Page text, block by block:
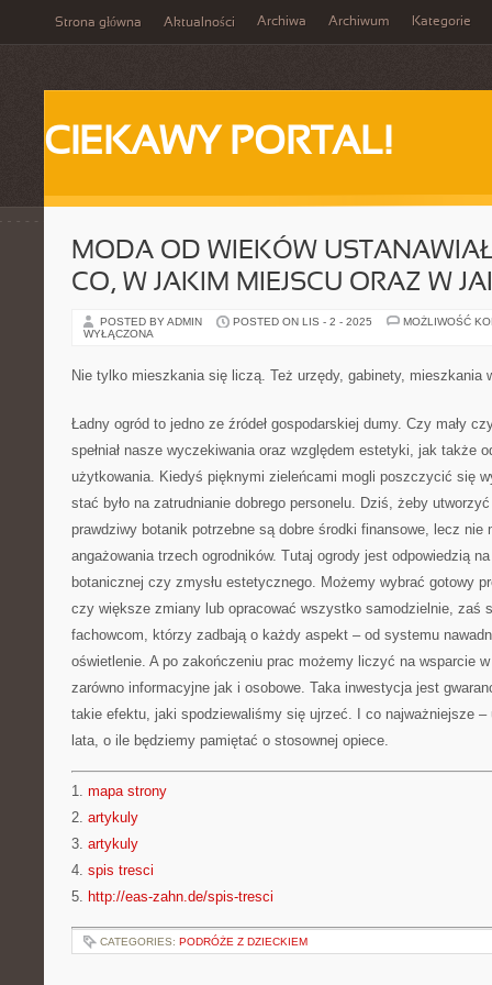
Strona główna Aktualności Archiwa Archiwum Kategorie
CIEKAWY PORTAL!
MODA OD WIEKÓW
CO, W JAKIM MIEJSCU ORAZ W
POSTED BY ADMIN POSTED ON LIS - 2 - 2025
MOŻLIWOŚĆ
WYŁĄCZONA
Nie tylko mieszkania się liczą. Też urzędy, gabinety, mieszkania
Ładny ogród to jedno ze źródeł gospodarskiej dumy. Czy mały
spełniał nasze wyczekiwania oraz względem estetyki, jak także
użytkowania. Kiedyś pięknymi zieleńcami mogli poszczycić się
stać było na zatrudnianie dobrego personelu. Dziś, żeby
prawdziwy botanik potrzebne są dobre środki finansowe, lecz nie
angażowania trzech ogrodników. Tutaj ogrody jest odpowiedzią
botanicznej czy zmysłu estetycznego. Możemy wybrać gotowy
czy większe zmiany lub opracować wszystko samodzielnie, zaś
fachowcom, którzy zadbają o każdy aspekt – od systemu
oświetlenie. A po zakończeniu prac możemy liczyć na wsparcie
zarówno informacyjne jak i osobowe. Taka inwestycja jest
takie efektu, jaki spodziewaliśmy się ujrzeć. I co najważniejsze –
lata, o ile będziemy pamiętać o stosownej opiece.
1. mapa strony
2. artykuly
3. artykuly
4. spis tresci
5. http://eas-zahn.de/spis-tresci
CATEGORIES: PODRÓŻE Z DZIECKIEM